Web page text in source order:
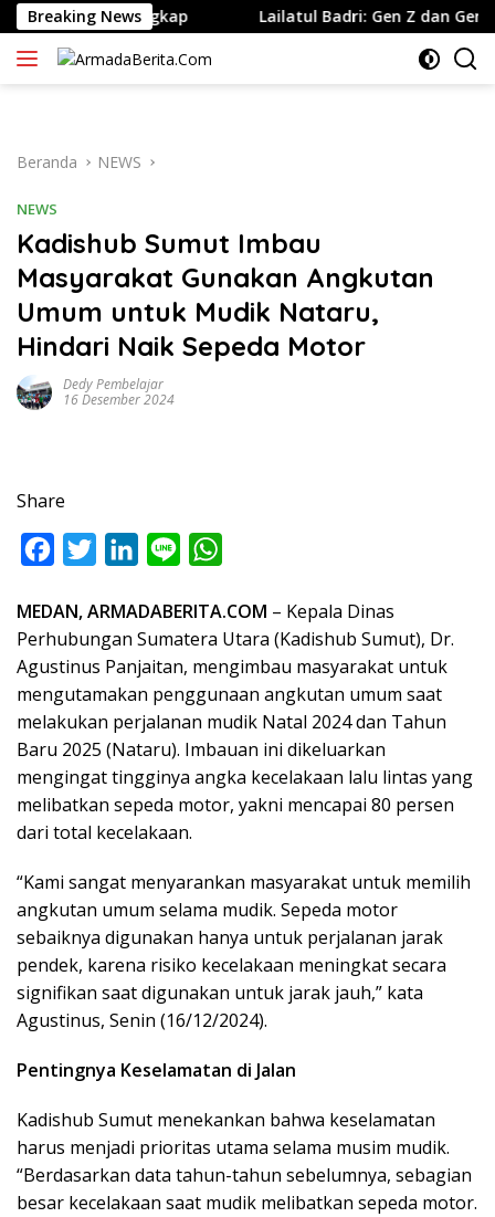
Langsung
ke
konten
Breaking News
Ditangkap Lailatul Badri: Gen Z dan Gen Alpha
Beranda NEWS
NEWS
Kadishub Sumut Imbau
Masyarakat Gunakan Angkutan
Umum untuk Mudik Nataru,
Hindari Naik Sepeda Motor
Dedy Pembelajar
16 Desember 2024
Share
c
e
o
o
k
i
t
e
r
n
k
e
d
I
n
n
e
a
t
s
A
p
p
MEDAN, ARMADABERITA.COM – Kepala Dinas
Perhubungan Sumatera Utara (Kadishub Sumut), Dr.
Agustinus Panjaitan, mengimbau masyarakat untuk
mengutamakan penggunaan angkutan umum saat
melakukan perjalanan mudik Natal 2024 dan Tahun
Baru 2025 (Nataru). Imbauan ini dikeluarkan
mengingat tingginya angka kecelakaan lalu lintas yang
melibatkan sepeda motor, yakni mencapai 80 persen
dari total kecelakaan.
“Kami sangat menyarankan masyarakat untuk memilih
angkutan umum selama mudik. Sepeda motor
sebaiknya digunakan hanya untuk perjalanan jarak
pendek, karena risiko kecelakaan meningkat secara
signifikan saat digunakan untuk jarak jauh,” kata
Agustinus, Senin (16/12/2024).
Pentingnya Keselamatan di Jalan
Kadishub Sumut menekankan bahwa keselamatan
harus menjadi prioritas utama selama musim mudik.
“Berdasarkan data tahun-tahun sebelumnya, sebagian
besar kecelakaan saat mudik melibatkan sepeda motor.